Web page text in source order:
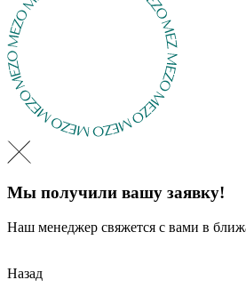
Мы получили вашу заявку!
Наш менеджер свяжется с вами в
Назад